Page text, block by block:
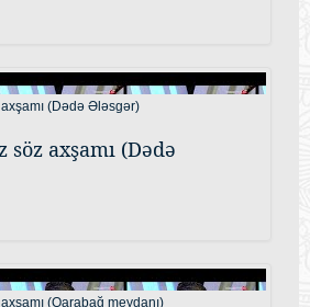
söz axşamı (Dədə